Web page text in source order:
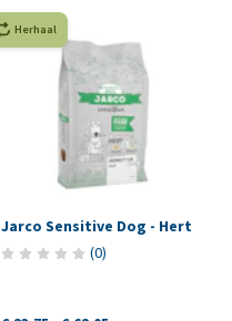
Herhaal
Jarco Sensitive Dog - Hert
(0)